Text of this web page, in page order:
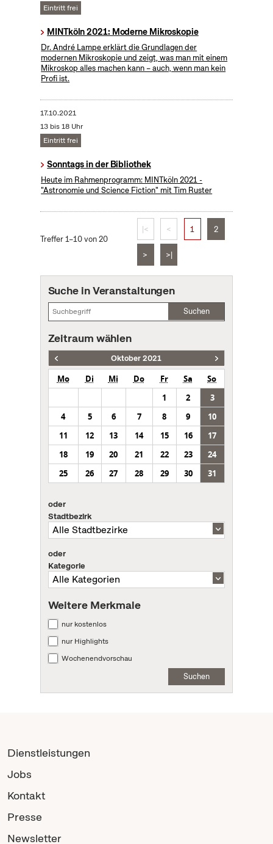
Eintritt frei
MINTköln 2021: Moderne Mikroskopie
Dr. André Lampe erklärt die Grundlagen der
modernen Mikroskopie und zeigt, was man mit einem
Mikroskop alles machen kann – auch, wenn man kein
Profi ist.
17.10.2021
13 bis 18 Uhr
Eintritt frei
Sonntags in der Bibliothek
Heute im Rahmenprogramm: MINTköln 2021 -
"Astronomie und Science Fiction" mit Tim Ruster
Treffer 1–10 von 20
|< < 1 2
> >|
Suche in Veranstaltungen
Suchen
Zeitraum wählen
Oktober 2021
Mo Di Mi Do Fr Sa
So
1
2
3
4
5 6 7 8 9
10
11
12 13 14 15 16
17
18
19 20 21 22 23
24
25
26 27 28 29 30 31
oder
Stadtbezirk
oder
Kategorie
Weitere Merkmale
nur kostenlos
nur Highlights
Wochenendvorschau
Suchen
Dienstleistungen
Jobs
Kontakt
Presse
Newsletter